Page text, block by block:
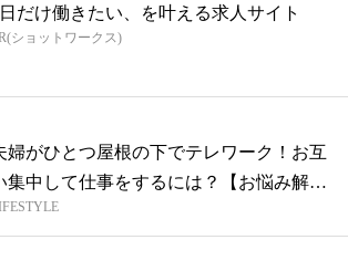
だけ働きたい、を叶える求人サイト
ショットワークス)
婦がひとつ屋根の下でテレワーク！お互
集中して仕事をするには？【お悩み解
！ワ...